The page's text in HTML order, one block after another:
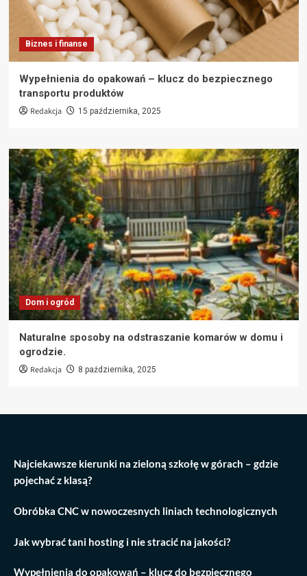
Biznes i finanse
Wypełnienia do opakowań – klucz do bezpiecznego
transportu produktów
Redakcja 15 października, 2025
Dom i ogród
Naturalne sposoby na odstraszanie komarów w domu i
ogrodzie.
Redakcja 8 października, 2025
Najciekawsze kierunki na zieloną szkołę w górach – gdzie
pojechać z klasą?
Obróbka CNC w nowoczesnych liniach technologicznych
Jak wybrać tani hosting i nie stracić na jakości?
Wypełnienia do opakowań – klucz do bezpiecznego